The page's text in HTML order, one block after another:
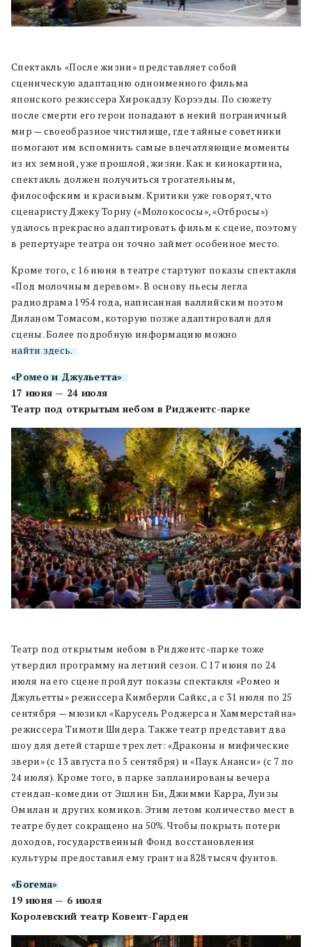
Спектакль «После жизни» представляет собой
сценическую адаптацию одноименного фильма
японского режиссера Хирокадзу Корээды. По сюжету
после смерти его герои попадают в некий пограничный
мир — своеобразное чистилище, где тайные советники
помогают им вспомнить самые впечатляющие моменты
из их земной, уже прошлой, жизни. Как и кинокартина,
спектакль должен получиться трогательным,
философским и красивым. Критики уже говорят, что
сценаристу Джеку Торну («Молокососы», «Отбросы»)
удалось прекрасно адаптировать фильм к сцене, поэтому
в репертуаре театра он точно займет особенное место.
Кроме того, с 16 июня в театре стартуют показы спектакля
«Под молочным деревом». В основу пьесы легла
радиодрама 1954 года, написанная валлийским поэтом
Диланом Томасом, которую позже адаптировали для
сцены. Более подробную информацию можно
найти здесь.
«Ромео и Джульетта»
17 июня — 24 июля
Театр под открытым небом в Риджентс-парке
Театр под открытым небом в Риджентс-парке тоже
утвердил программу на летний сезон. С 17 июня по 24
июля на его сцене пройдут показы спектакля «Ромео и
Джульетты» режиссера Кимберли Сайкс, а с 31 июля по 25
сентября — мюзикл «Карусель Роджерса и Хаммерстайна»
режиссера Тимоти Шидера. Также театр представит два
шоу для детей старше трех лет: «Драконы и мифические
звери» (с 13 августа по 5 сентября) и «Паук Ананси» (с 7 по
24 июля). Кроме того, в парке запланированы вечера
стендап-комедии от Эшлин Би, Джимми Карра, Луизы
Омилан и других комиков. Этим летом количество мест в
театре будет сокращено на 50%. Чтобы покрыть потери
доходов, государственный Фонд восстановления
культуры предоставил ему грант на 828 тысяч фунтов.
«Богема»
19 июня — 6 июля
Королевский театр Ковент-Гарден